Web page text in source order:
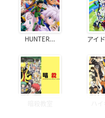
HUNTER... アイ